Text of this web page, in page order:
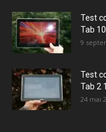
Test
Tab
9
Test
Tab 2
24 mai